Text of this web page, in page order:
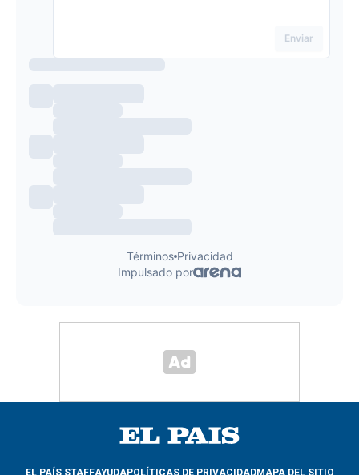
EL PAÍS STAFFAYUDAPOLÍTICAS DE PRIVACIDADMAPA DEL SITIO